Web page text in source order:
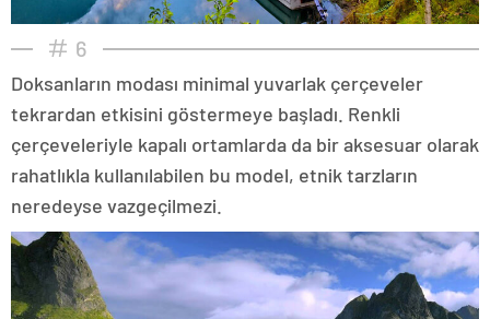
6
Doksanların modası minimal yuvarlak çerçeveler
tekrardan etkisini göstermeye başladı. Renkli
çerçeveleriyle kapalı ortamlarda da bir aksesuar olarak
rahatlıkla kullanılabilen bu model, etnik tarzların
neredeyse vazgeçilmezi.